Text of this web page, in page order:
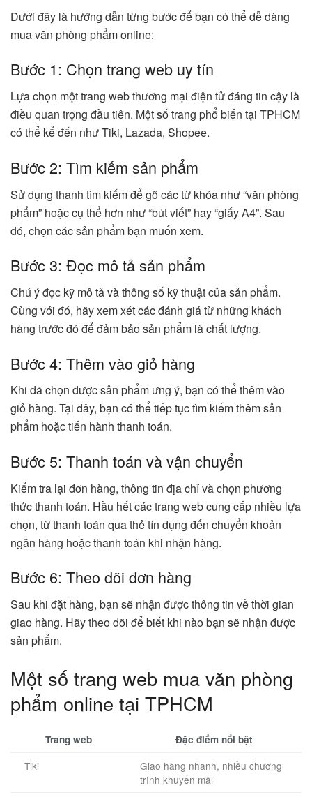
Dưới đây là hướng dẫn từng bước để bạn có thể dễ dàng
mua văn phòng phẩm online:
Bước 1: Chọn trang web uy tín
Lựa chọn một trang web thương mại điện tử đáng tin cậy là
điều quan trọng đầu tiên. Một số trang phổ biến tại TPHCM
có thể kể đến như Tiki, Lazada, Shopee.
Bước 2: Tìm kiếm sản phẩm
Sử dụng thanh tìm kiếm để gõ các từ khóa như “văn phòng
phẩm” hoặc cụ thể hơn như “bút viết” hay “giấy A4”. Sau
đó, chọn các sản phẩm bạn muốn xem.
Bước 3: Đọc mô tả sản phẩm
Chú ý đọc kỹ mô tả và thông số kỹ thuật của sản phẩm.
Cùng với đó, hãy xem xét các đánh giá từ những khách
hàng trước đó để đảm bảo sản phẩm là chất lượng.
Bước 4: Thêm vào giỏ hàng
Khi đã chọn được sản phẩm ưng ý, bạn có thể thêm vào
giỏ hàng. Tại đây, bạn có thể tiếp tục tìm kiếm thêm sản
phẩm hoặc tiến hành thanh toán.
Bước 5: Thanh toán và vận chuyển
Kiểm tra lại đơn hàng, thông tin địa chỉ và chọn phương
thức thanh toán. Hầu hết các trang web cung cấp nhiều lựa
chọn, từ thanh toán qua thẻ tín dụng đến chuyển khoản
ngân hàng hoặc thanh toán khi nhận hàng.
Bước 6: Theo dõi đơn hàng
Sau khi đặt hàng, bạn sẽ nhận được thông tin về thời gian
giao hàng. Hãy theo dõi để biết khi nào bạn sẽ nhận được
sản phẩm.
Một số trang web mua văn phòng
phẩm online tại TPHCM
Trang web Đặc điểm nổi bật
Tiki
Giao hàng nhanh, nhiều chương
trình khuyến mãi